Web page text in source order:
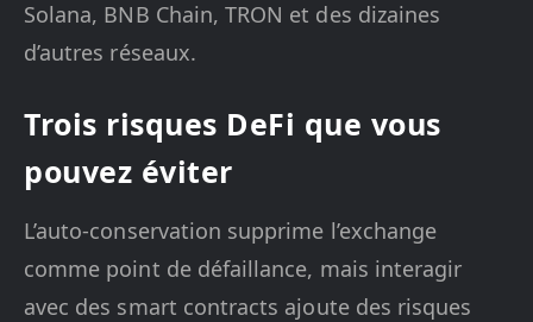
Solana, BNB Chain, TRON et des dizaines
d’autres réseaux.
Trois risques DeFi que vous
pouvez éviter
L’auto-conservation supprime l’exchange
comme point de défaillance, mais interagir
avec des smart contracts ajoute des risques